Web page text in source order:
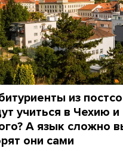
из
учиться в Чехию
А язык сложно
они сами